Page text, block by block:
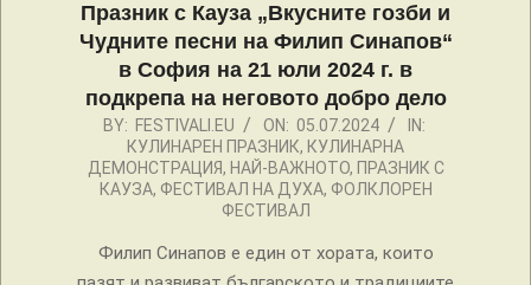
Празник с Кауза „Вкусните гозби и
Чудните песни на Филип Синапов“
в София на 21 юли 2024 г. в
подкрепа на неговото добро дело
2024-BY: FESTIVALI.EU ON: 05.07.2024
IN:
КУЛИНАРЕН ПРАЗНИК, КУЛИНАРНА
ДЕМОНСТРАЦИЯ, НАЙ-ВАЖНОТО, ПРАЗНИК С
КАУЗА, ФЕСТИВАЛ НА ДУХА, ФОЛКЛОРЕН
ФЕСТИВАЛ
Филип Синапов е един от хората, които